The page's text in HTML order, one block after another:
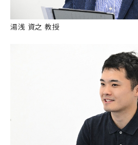
湯浅 資之 教授